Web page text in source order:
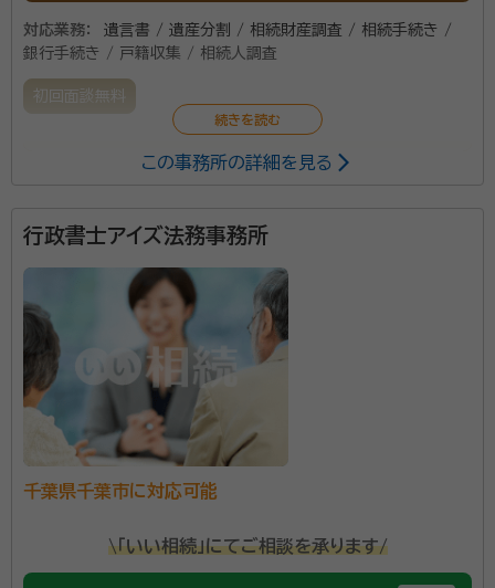
対応業務：
遺言書 / 遺産分割 / 相続財産調査 / 相続手続き /
銀行手続き / 戸籍収集 / 相続人調査
初回面談無料
小さな事務所です。小さな事務所であるが故に、一人一
理とは感じさせない接客と確かな対応を提供致します。
この事務所の詳細を見る
行政書士アイズ法務事務所
千葉県千葉市に対応可能
\「いい相続」にてご相談を承ります/